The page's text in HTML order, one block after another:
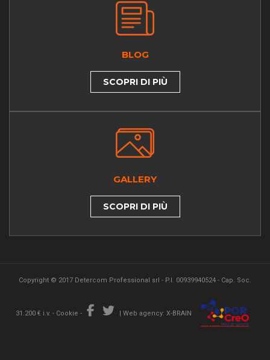
BLOG
SCOPRI DI PIÙ
GALLERY
SCOPRI DI PIÙ
Copyright © 2017 Detercom Professional srl - P.I. 00939940524 - Cap. Soc.
31.200 € i.v. - Cookie - | Web agency: X-BRAIN